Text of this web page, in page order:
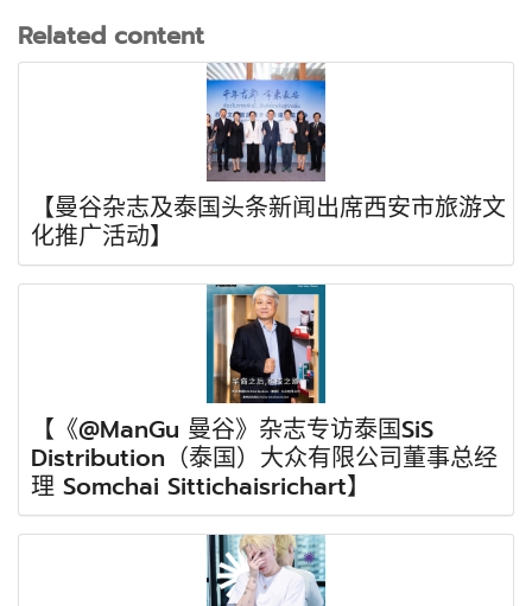
Related content
【曼谷杂志及泰国头条新闻出席西安市旅游文
化推广活动】
【《@ManGu 曼谷》杂志专访泰国SiS
Distribution（泰国）大众有限公司董事总经
理 Somchai Sittichaisrichart】